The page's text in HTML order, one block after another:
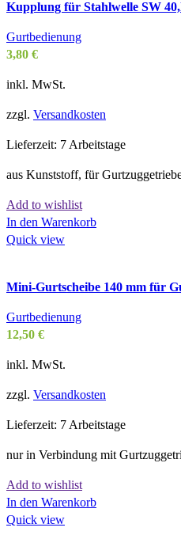
Kupplung für Stahlwelle SW
Gurtbedienung
3,80 €
inkl. MwSt.
zzgl. Versandkosten
Lieferzeit: 7 Arbeitstage
aus Kunststoff, für
Add to wishlist
In den Warenkorb
Quick view
Mini-Gurtscheibe 140 mm für
Gurtbedienung
12,50 €
inkl. MwSt.
zzgl. Versandkosten
Lieferzeit: 7 Arbeitstage
nur in Verbindung mit
Add to wishlist
In den Warenkorb
Quick view